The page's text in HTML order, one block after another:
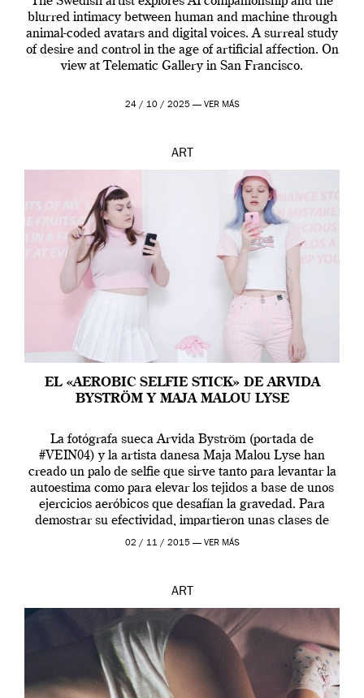
blurred intimacy between human and machine through
animal-coded avatars and digital voices. A surreal study
of desire and control in the age of artificial affection. On
view at Telematic Gallery in San Francisco.
24 / 10 / 2025 — VER MÁS
ART
EL «AEROBIC SELFIE STICK» DE ARVIDA
BYSTRÖM Y MAJA MALOU LYSE
La fotógrafa sueca Arvida Byström (portada de
#VEIN04) y la artista danesa Maja Malou Lyse han
creado un palo de selfie que sirve tanto para levantar la
autoestima como para elevar los tejidos a base de unos
ejercicios aeróbicos que desafían la gravedad. Para
demostrar su efectividad, impartieron unas clases de
prueba en el Tate […]
02 / 11 / 2015 — VER MÁS
ART